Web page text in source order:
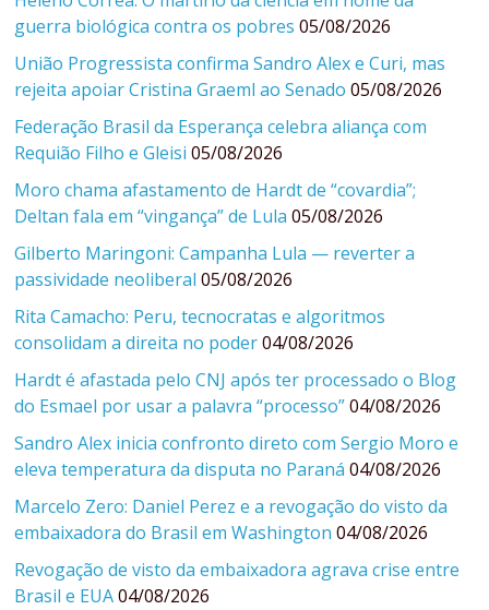
guerra biológica contra os pobres 05/08/2026
União Progressista confirma Sandro Alex e Curi, mas
rejeita apoiar Cristina Graeml ao Senado 05/08/2026
Federação Brasil da Esperança celebra aliança com
Requião Filho e Gleisi 05/08/2026
Moro chama afastamento de Hardt de “covardia”;
Deltan fala em “vingança” de Lula 05/08/2026
Gilberto Maringoni: Campanha Lula — reverter a
passividade neoliberal 05/08/2026
Rita Camacho: Peru, tecnocratas e algoritmos
consolidam a direita no poder 04/08/2026
Hardt é afastada pelo CNJ após ter processado o Blog
do Esmael por usar a palavra “processo” 04/08/2026
Sandro Alex inicia confronto direto com Sergio Moro e
eleva temperatura da disputa no Paraná 04/08/2026
Marcelo Zero: Daniel Perez e a revogação do visto da
embaixadora do Brasil em Washington 04/08/2026
Revogação de visto da embaixadora agrava crise entre
Brasil e EUA 04/08/2026